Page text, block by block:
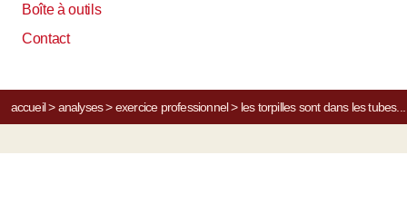
Boîte à outils
Contact
accueil> analyses> exercice professionnel> les torpilles sont dans les tubes...